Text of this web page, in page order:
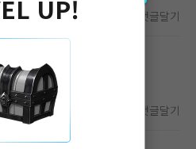
댓글달기
댓글달기
UP!